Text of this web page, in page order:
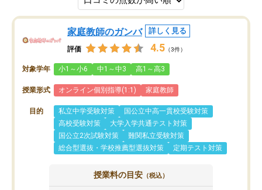
家庭教師のガンバ 詳しく見る
評価 4.5 （3件）
対象学年 小1～小6 中1～中3 高1～高3
授業形式 オンライン個別指導(1:1) 家庭教師
目的 私立中学受験対策
国公立中高一貫校受験対策
高校受験対策
大学入学共通テスト対策
国公立2次試験対策
難関私立受験対策
総合型選抜・学校推薦型選抜対策
定期テスト対策
授業料の目安 （税込）